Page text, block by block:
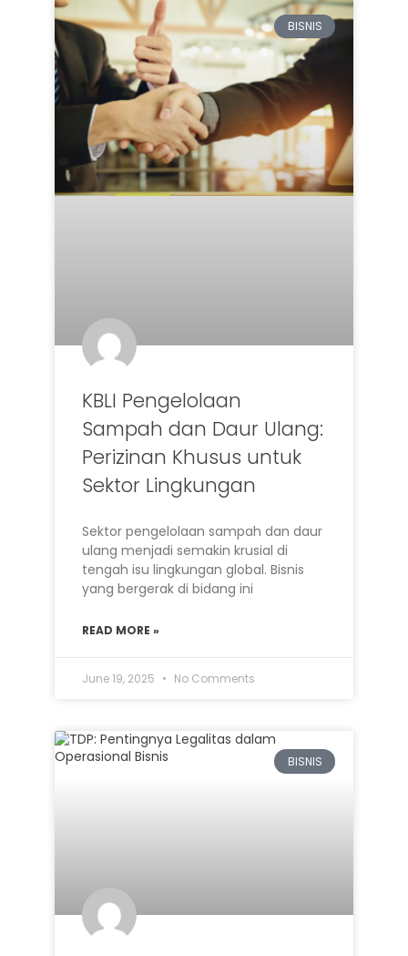
BISNIS
KBLI Pengelolaan
Sampah dan Daur Ulang:
Perizinan Khusus untuk
Sektor Lingkungan
Sektor pengelolaan sampah dan daur
ulang menjadi semakin krusial di
tengah isu lingkungan global. Bisnis
yang bergerak di bidang ini
READ MORE »
June 19, 2025 No Comments
BISNIS